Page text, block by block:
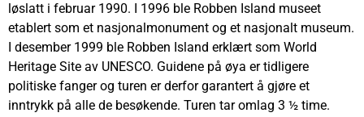
løslatt i februar 1990. I 1996 ble Robben Island museet
etablert som et nasjonalmonument og et nasjonalt museum.
I desember 1999 ble Robben Island erklært som World
Heritage Site av UNESCO. Guidene på øya er tidligere
politiske fanger og turen er derfor garantert å gjøre et
inntrykk på alle de besøkende. Turen tar omlag 3 ½ time.